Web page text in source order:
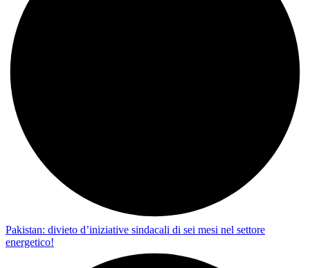
Pakistan: divieto d’iniziative sindacali di sei mesi nel settore
energetico!